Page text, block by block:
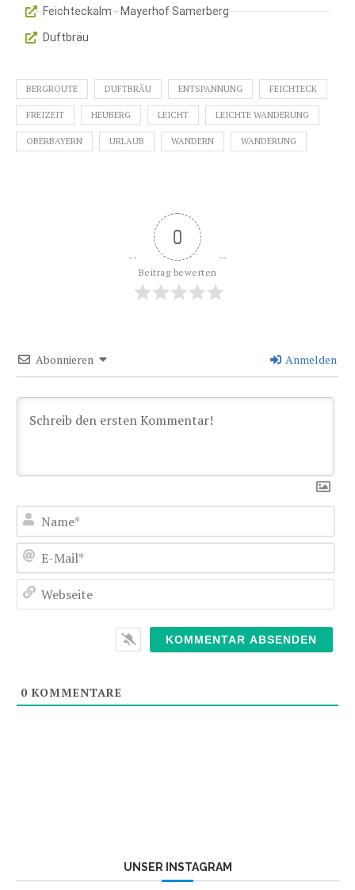
Feichteckalm - Mayerhof Samerberg
Duftbräu
BERGROUTE DUFTBRÄU ENTSPANNUNG FEICHTECK
FREIZEIT HEUBERG LEICHT LEICHTE WANDERUNG
OBERBAYERN URLAUB WANDERN WANDERUNG
0
Beitrag bewerten
Abonnieren Anmelden
0 KOMMENTARE
UNSER INSTAGRAM